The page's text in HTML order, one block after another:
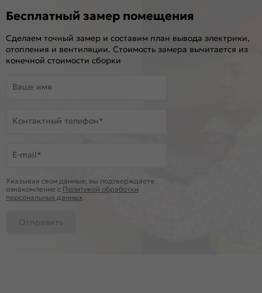
Бесплатный замер помещения
Сделаем точный замер и составим план вывода электрики,
отопления и вентиляции. Стоимость замера вычитается из
конечной стоимости сборки
Ваше имя
Контактный телефон*
E-mail*
Указывая свои данные, вы подтверждаете
ознакомление c Политикой обработки
персональных данных
Отправить